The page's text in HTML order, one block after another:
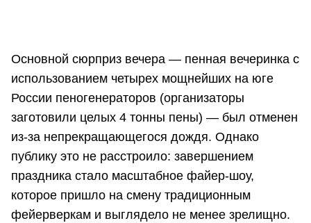
Основной сюрприз вечера — пенная вечеринка с
использованием четырех мощнейших на юге
России пеногенераторов (организаторы
заготовили целых 4 тонны пены) — был отменен
из-за непрекращающегося дождя. Однако
публику это не расстроило: завершением
праздника стало масштабное файер-шоу,
которое пришло на смену традиционным
фейерверкам и выглядело не менее зрелищно.